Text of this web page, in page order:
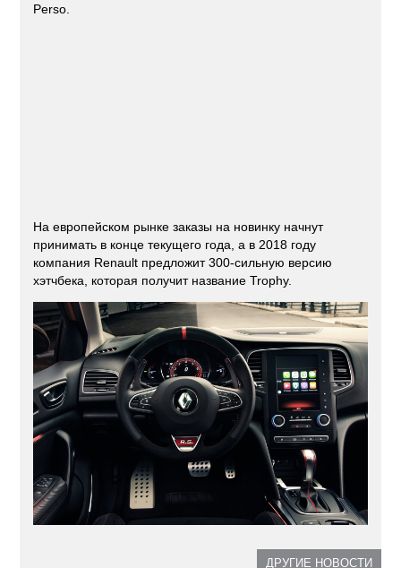
Perso.
На европейском рынке заказы на новинку начнут
принимать в конце текущего года, а в 2018 году
компания Renault предложит 300-сильную версию
хэтчбека, которая получит название Trophy.
ДРУГИЕ НОВОСТИ